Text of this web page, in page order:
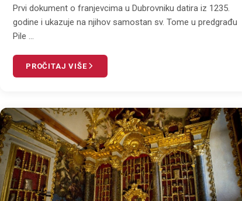
Prvi dokument o franjevcima u Dubrovniku datira iz 1235.
godine i ukazuje na njihov samostan sv. Tome u predgrađu
Pile ...
PROČITAJ VIŠE